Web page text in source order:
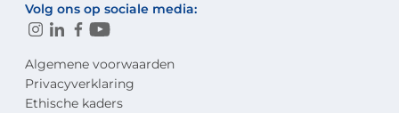
Volg ons op sociale media:
Algemene voorwaarden
Privacyverklaring
Ethische kaders